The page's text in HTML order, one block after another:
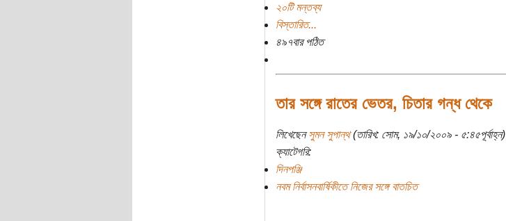
২০টি মন্তব্য
বিস্তারিত...
৪৯৭বার পঠিত
তার সঙ্গে রাতের ভেতর, চিতার গন্ধ থেকে
লিখেছেনসুমন সুপান্থ(তারিখ: সোম, ১৯/১০/২০০৯ - ৫:৪৫পূর্বাহ্ন)
ক্যাটেগরি:
দিনপঞ্জি
নবম নির্বাসনবার্ষিকীতে নিজের সঙ্গে বাতচিত